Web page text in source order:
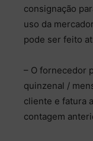
consignação
uso da
pode ser feito
– O fornecedor
quinzenal /
cliente e fatura
contagem